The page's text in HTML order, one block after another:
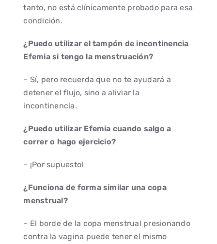
tanto, no está clínicamente probado para esa
condición.
¿Puedo utilizar el tampón de incontinencia
Efemia si tengo la menstruación?
– Sí, pero recuerda que no te ayudará a
detener el flujo, sino a aliviar la
incontinencia.
¿Puedo utilizar Efemia cuando salgo a
correr o hago ejercicio?
– ¡Por supuesto!
¿Funciona de forma similar una copa
menstrual?
– El borde de la copa menstrual presionando
contra la vagina puede tener el mismo